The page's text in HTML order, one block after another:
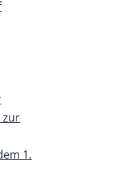
zur
1.